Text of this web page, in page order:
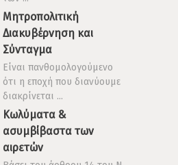
Μητροπολιτική
Διακυβέρνηση και
Σύνταγμα
Είναι πανθομολογούμενο
ότι η εποχή που διανύουμε
διακρίνεται ...
Κωλύματα &
ασυμβίβαστα των
αιρετών